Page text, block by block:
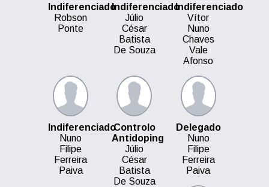
Indiferenciado
Robson
Ponte
Indiferenciado
Júlio
César
Batista
De Souza
Indiferenciado
Vítor
Nuno
Chaves
Vale
Afonso
Indiferenciado
Nuno
Filipe
Ferreira
Paiva
Controlo
Antidoping
Júlio
César
Batista
De Souza
Delegado
Nuno
Filipe
Ferreira
Paiva